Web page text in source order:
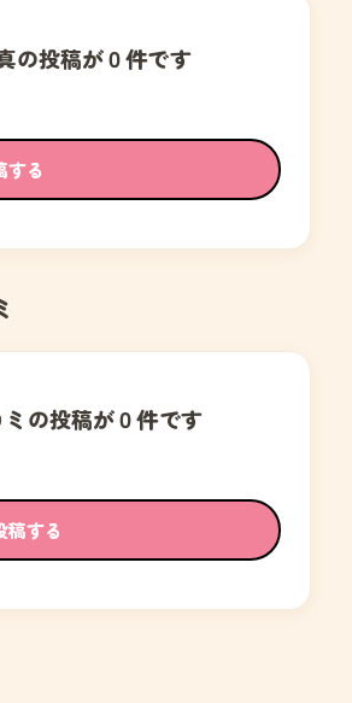
の投稿が０件です
する
ミの投稿が０件です
稿する